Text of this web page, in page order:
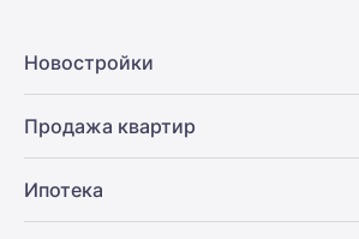
Новостройки
Продажа квартир
Ипотека